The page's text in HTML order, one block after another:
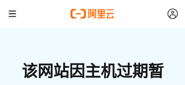
该网站因主机过期暂